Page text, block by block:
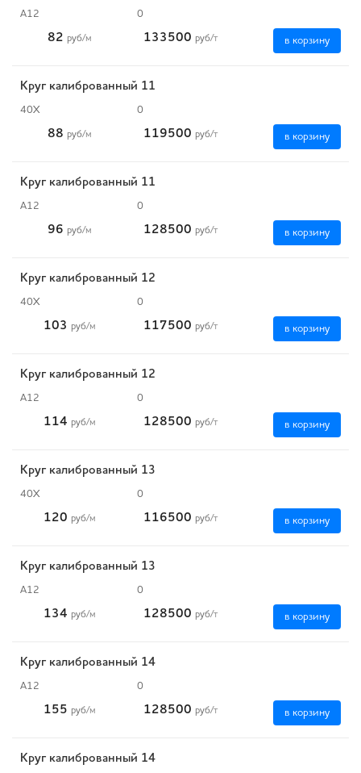
А12 0
82 руб/м 133500 руб/т в корзину
Круг калиброванный 11
40Х 0
88 руб/м 119500 руб/т в корзину
Круг калиброванный 11
А12 0
96 руб/м 128500 руб/т в корзину
Круг калиброванный 12
40Х 0
103 руб/м 117500 руб/т в корзину
Круг калиброванный 12
А12 0
114 руб/м 128500 руб/т в корзину
Круг калиброванный 13
40Х 0
120 руб/м 116500 руб/т в корзину
Круг калиброванный 13
А12 0
134 руб/м 128500 руб/т в корзину
Круг калиброванный 14
А12 0
155 руб/м 128500 руб/т в корзину
Круг калиброванный 14